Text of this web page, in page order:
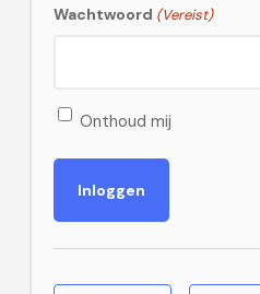
Wachtwoord (Vereist)
Onthoud mij